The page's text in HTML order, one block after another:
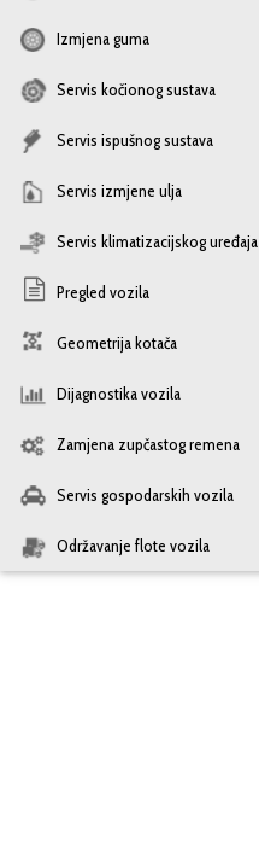
Izmjena guma
Servis kočionog sustava
Servis ispušnog sustava
Servis izmjene ulja
Servis klimatizacijskog uređaja
Pregled vozila
Geometrija kotača
Dijagnostika vozila
Zamjena zupčastog remena
Servis gospodarskih vozila
Održavanje flote vozila